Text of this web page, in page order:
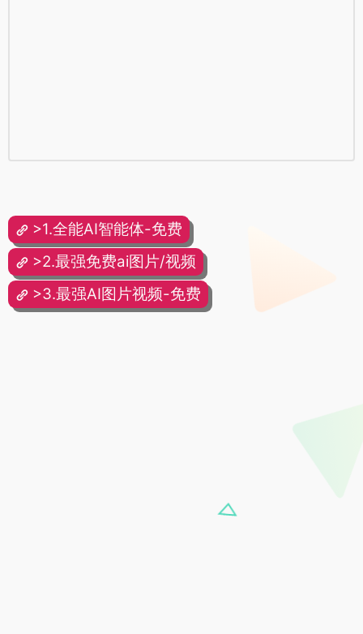
>1.全能AI智能体-免费
>2.最强免费ai图片/视频
>3.最强AI图片视频-免费